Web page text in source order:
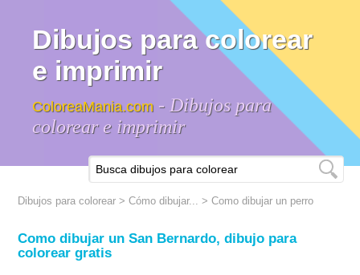
Dibujos para colorear
e imprimir
ColoreaMania.com - Dibujos para
colorear e imprimir
Dibujos para colorear >Cómo dibujar... >Como dibujar un perro
Como dibujar un San Bernardo, dibujo para
colorear gratis